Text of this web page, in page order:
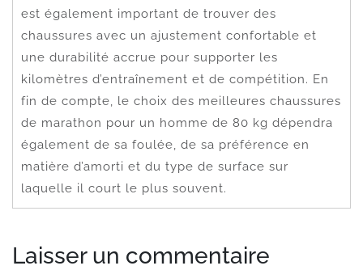
est également important de trouver des
chaussures avec un ajustement confortable et
une durabilité accrue pour supporter les
kilomètres d’entraînement et de compétition. En
fin de compte, le choix des meilleures chaussures
de marathon pour un homme de 80 kg dépendra
également de sa foulée, de sa préférence en
matière d’amorti et du type de surface sur
laquelle il court le plus souvent.
Laisser un commentaire